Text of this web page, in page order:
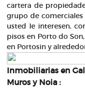
cartera de
grupo de
usted le interesen,
pisos en Porto do
en Portosin y
Inmobiliarias en
Muros y Noia :